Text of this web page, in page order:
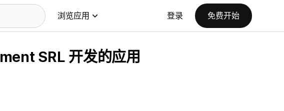
浏览应用 登录 免费开始
SRL 开发的应用